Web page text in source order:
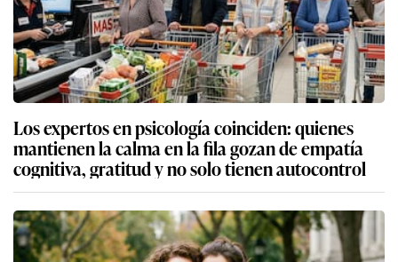
Los expertos en psicología coinciden: quienes
mantienen la calma en la fila gozan de empatía
cognitiva, gratitud y no solo tienen autocontrol